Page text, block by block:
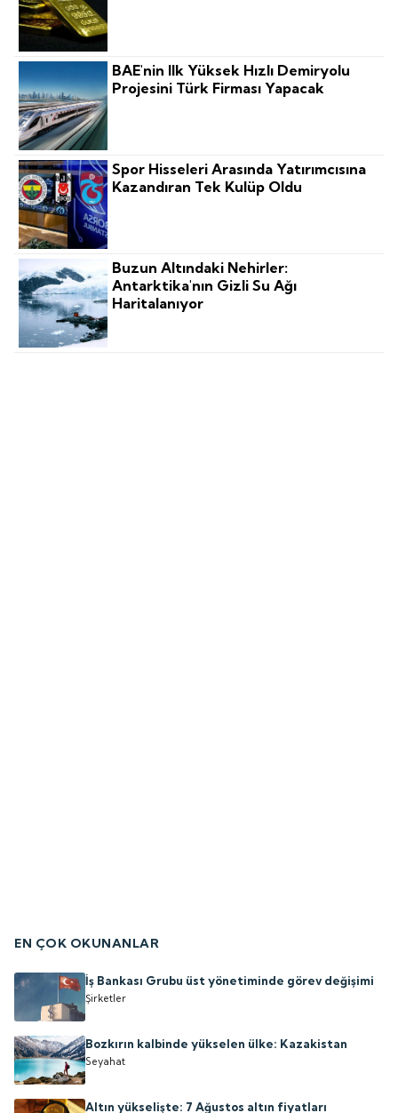
BAE'nin Ilk Yüksek Hızlı Demiryolu
Projesini Türk Firması Yapacak
Spor Hisseleri Arasında Yatırımcısına
Kazandıran Tek Kulüp Oldu
Buzun Altındaki Nehirler:
Antarktika'nın Gizli Su Ağı
Haritalanıyor
EN ÇOK OKUNANLAR
İş Bankası Grubu üst yönetiminde görev değişimi
Şirketler
Bozkırın kalbinde yükselen ülke: Kazakistan
Seyahat
Altın yükselişte: 7 Ağustos altın fiyatları